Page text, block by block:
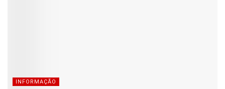
INFORMAÇÃO